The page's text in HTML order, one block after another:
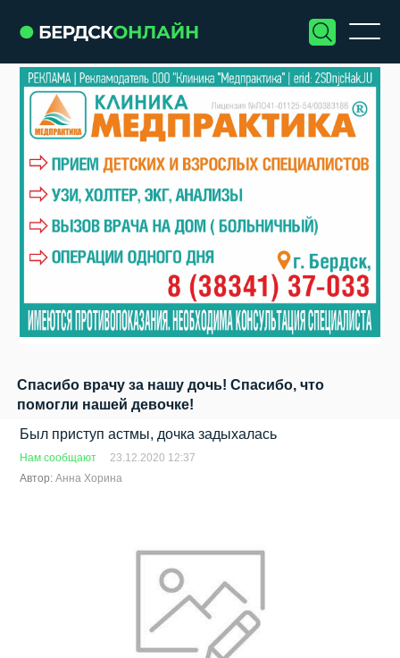
Спасибо врачу за нашу дочь! Спасибо, что
помогли нашей девочке!
Был приступ астмы, дочка задыхалась
Нам сообщают
23.12.2020 12:37
Автор:Анна Хорина